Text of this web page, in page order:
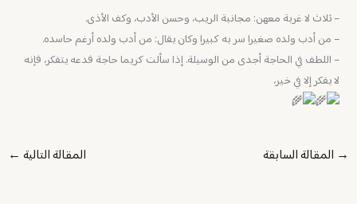
– ثلاث لا غربة معهن: مجانبة الريب، وحسن الأدب، وكف الأذى.
– من أدب ولده صغيرا سر به كبيرا وكان يقال: من أدب ولده أرغم حاسده.
– اللطف في الحاجة أجدى من الوسيلة. إذا سألت كريما حاجة فدعه يتفكر، فإنه
لا يفكر إلا في خير،
→ المقالة السابقة المقالة التالية ←